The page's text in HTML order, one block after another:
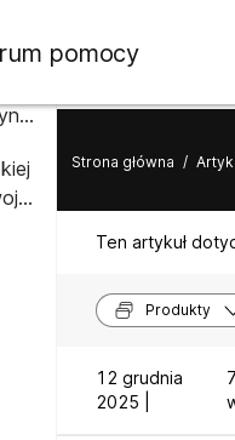
pomocy
Strona główna /
Ten artykuł
Produkty
12 grudnia
2025 |